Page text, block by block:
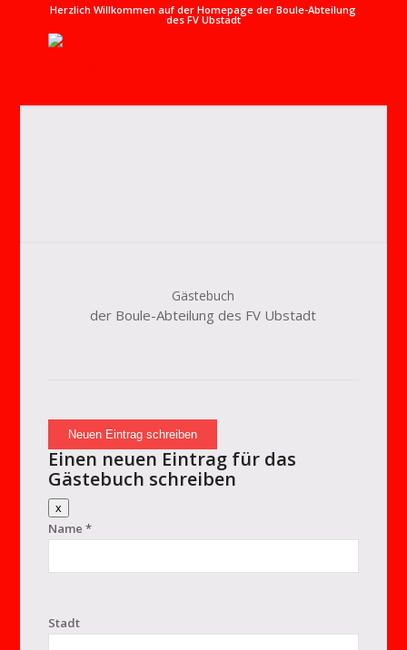
Herzlich Willkommen auf der Homepage der Boule-Abteilung
des FV Ubstadt
Gästebuch
der Boule-Abteilung des FV Ubstadt
Einen neuen Eintrag für das
Gästebuch schreiben
xDieses
Formular
ausblenden
Name *
Stadt